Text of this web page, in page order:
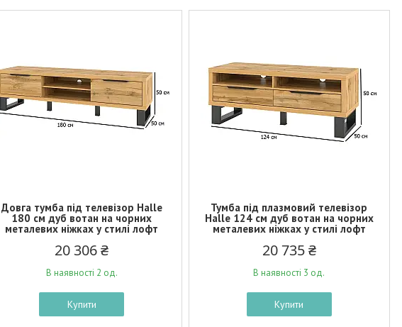
Довга тумба під телевізор Halle
180 см дуб вотан на чорних
металевих ніжках у стилі лофт
20 306 ₴
В наявності 2 од.
Купити
Тумба під плазмовий телевізор
Halle 124 см дуб вотан на чорних
металевих ніжках у стилі лофт
20 735 ₴
В наявності 3 од.
Купити